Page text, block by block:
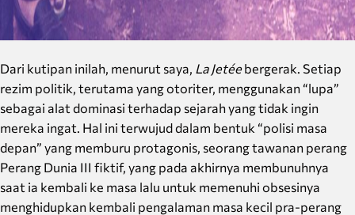
Dari kutipan inilah, menurut saya, La Jetéebergerak. Setiap
rezim politik, terutama yang otoriter, menggunakan “lupa”
sebagai alat dominasi terhadap sejarah yang tidak ingin
mereka ingat. Hal ini terwujud dalam bentuk “polisi masa
depan” yang memburu protagonis, seorang tawanan perang
Perang Dunia III fiktif, yang pada akhirnya membunuhnya
saat ia kembali ke masa lalu untuk memenuhi obsesinya
menghidupkan kembali pengalaman masa kecil pra-perang